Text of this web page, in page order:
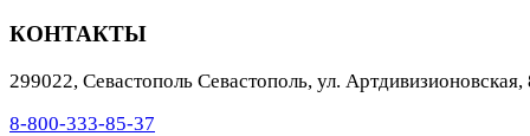
КОНТАКТЫ
299022, Севастополь Севастополь, ул. Артдивизионовская,
8-800-333-85-37